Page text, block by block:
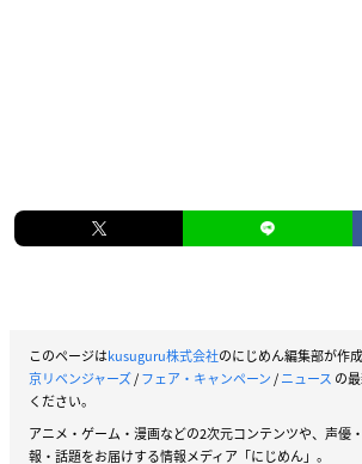
このページはkusuguru株式会社のにじめん編集部が作
京リベンジャーズ/フェア・キャンペーン/ニュース の
ください。
アニメ・ゲーム・漫画などの2次元コンテンツや、声優
報・話題をお届けする情報メディア「にじめん」。